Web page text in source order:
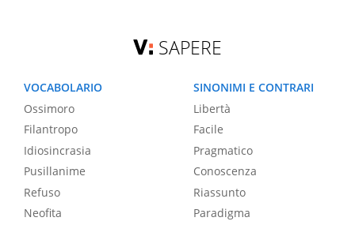
SAPERE
VOCABOLARIO
Ossimoro
Filantropo
Idiosincrasia
Pusillanime
Refuso
Neofita
SINONIMI E CONTRARI
Libertà
Facile
Pragmatico
Conoscenza
Riassunto
Paradigma